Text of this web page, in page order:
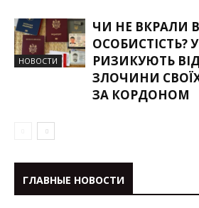
НОВОСТИ
ЧИ НЕ ВКРАЛИ
ОСОБИСТІСТЬ?
РИЗИКУЮТЬ
ЗЛОЧИНИ
ЗА КОРДОНОМ
ГЛАВНЫЕ НОВОСТИ